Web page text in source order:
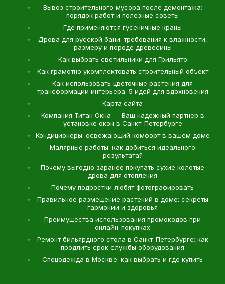
Вывоз строительного мусора после демонтажа:
порядок работ и полезные советы
Где применяются гусеничные краны
Дрова для русской бани: требования к влажности,
размеру и породе древесины
Как выбрать светильники для Грильято
Как грамотно укомплектовать строительный объект
Как использовать цветочные растения для
трансформации интерьера: 5 идей для вдохновения
Карта сайта
Компания Титан Окна — Ваш надежный партнер в
установке окон в Санкт-Петербурге
Кондиционеры: освежающий комфорт в вашем доме
Малярные работы: как добиться идеального
результата?
Почему выгодно заранее покупать сухие колотые
дрова для отопления
Почему подростки любят фотографировать
Правильное размещение растений в доме: секреты
гармонии и здоровья
Преимущества использования промокодов при
онлайн-покупках
Ремонт бильярдного стола в Санкт-Петербурге: как
продлить срок службы оборудования
Спецодежда в Москве: как выбрать и где купить